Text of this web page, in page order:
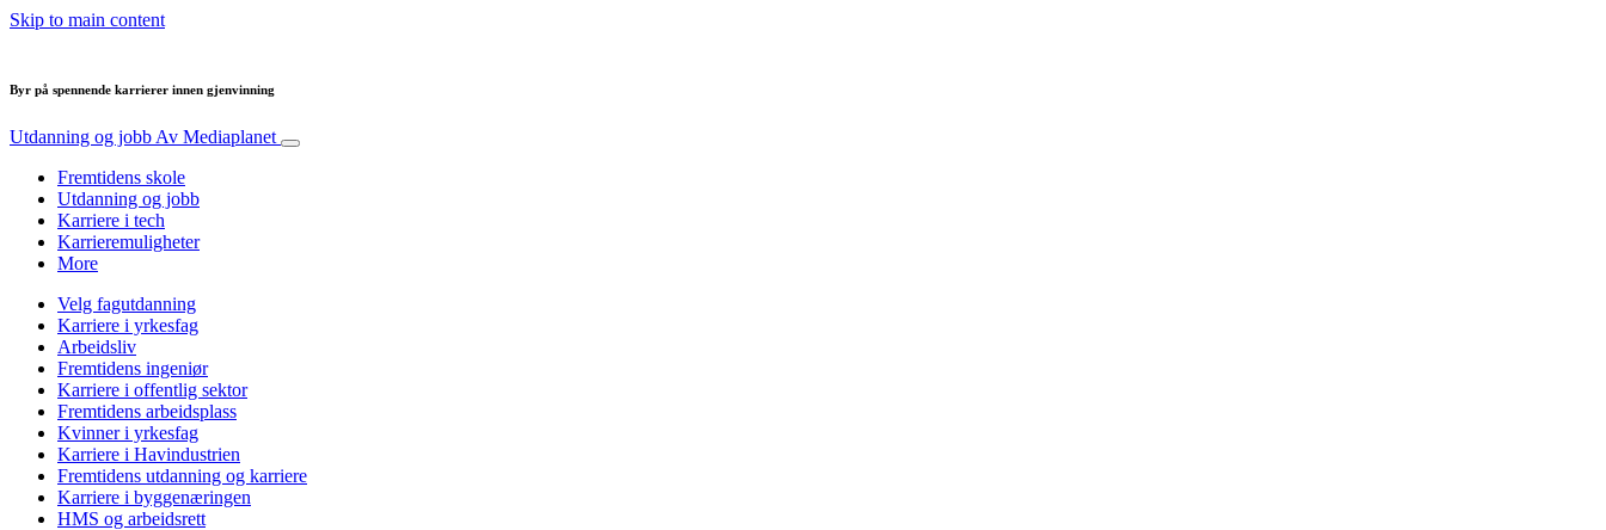
Skip to main content
Byr på spennende karrierer innen gjenvinning
Utdanning og jobb Av Mediaplanet
Fremtidens skole
Utdanning og jobb
Karriere i tech
Karrieremuligheter
More
Velg fagutdanning
Karriere i yrkesfag
Arbeidsliv
Fremtidens ingeniør
Karriere i offentlig sektor
Fremtidens arbeidsplass
Kvinner i yrkesfag
Karriere i Havindustrien
Fremtidens utdanning og karriere
Karriere i byggenæringen
HMS og arbeidsrett